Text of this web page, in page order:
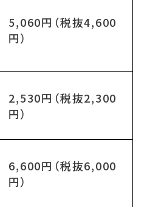
5,060円（税抜4,600
円）
2,530円（税抜2,300
円）
6,600円（税抜6,000
円）